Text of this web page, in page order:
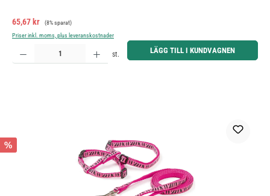
Försäljningspris:
65,67 kr Ordinarie pris:
(8% sparat)
Priser inkl. moms, plus leveranskostnader
Produktkvantitet: Ange önskat belopp eller använd knapparna för att öka eller minska kvantiteten.
st. LÄGG TILL I KUNDVAGNEN
%